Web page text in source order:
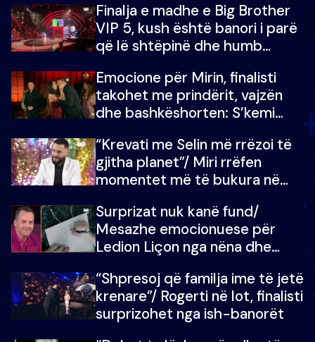
Finalja e madhe e Big Brother
VIP 5, kush është banori i parë
që lë shtëpinë dhe humb
çmimin e madh
Emocione për Mirin, finalisti
takohet me prindërit, vajzën
dhe bashkëshorten: S’kemi
“Krevati me Selin më rrëzoi të
gjitha planet”/ Miri rrëfen
momentet më të bukura në
mungojë zilja e mëngjesit kur…
Surprizat nuk kanë fund/
Mesazhe emocionuese për
Ledion Liçon nga nëna dhe
mban dot lotët: Nuk meritoj…
“Shpresoj që familja ime të jetë
krenare”/ Rogerti në lot, finalisti
surprizohet nga ish-banorët